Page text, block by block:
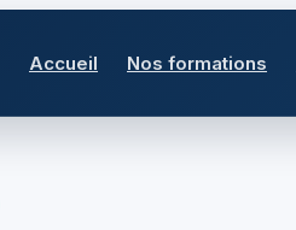
Accueil Nos formations